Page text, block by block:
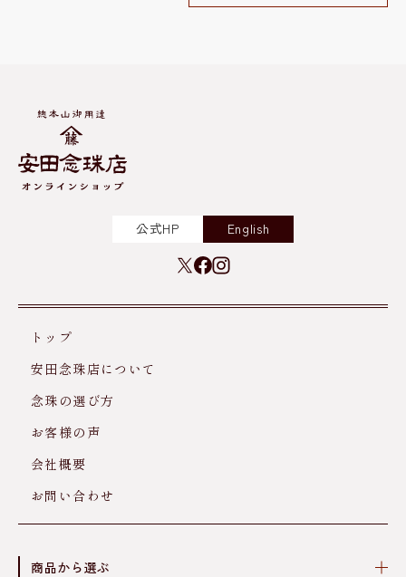
公式HP English
トップ
安田念珠店について
念珠の選び方
お客様の声
会社概要
お問い合わせ
商品から選ぶ